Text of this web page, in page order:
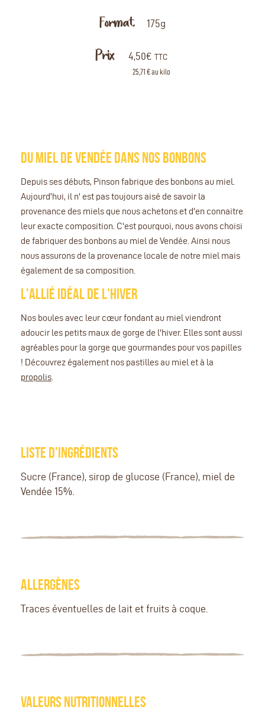
Format 175g
Prix 4,50€ TTC
25,71 € au kilo
DU MIEL DE VENDÉE DANS NOS BONBONS
Depuis ses débuts, Pinson fabrique des bonbons au miel.
Aujourd'hui, il n' est pas toujours aisé de savoir la
provenance des miels que nous achetons et d'en connaitre
leur exacte composition. C'est pourquoi, nous avons choisi
de fabriquer des bonbons au miel de Vendée. Ainsi nous
nous assurons de la provenance locale de notre miel mais
également de sa composition.
L'ALLIÉ IDÉAL DE L'HIVER
Nos boules avec leur cœur fondant au miel viendront
adoucir les petits maux de gorge de l'hiver. Elles sont aussi
agréables pour la gorge que gourmandes pour vos papilles
! Découvrez également nos pastilles au miel et à la
propolis
LISTE D'INGRÉDIENTS
Sucre (France), sirop de glucose (France), miel de
Vendée 15%.
ALLERGÈNES
Traces éventuelles de lait et fruits à coque.
VALEURS NUTRITIONNELLES